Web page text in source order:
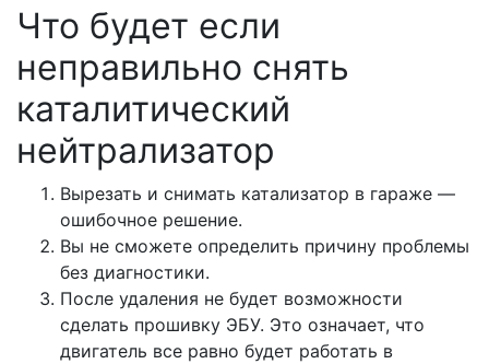
Что будет если
неправильно снять
каталитический
нейтрализатор
Вырезать и снимать катализатор в гараже —
ошибочное решение.
Вы не сможете определить причину проблемы
без диагностики.
После удаления не будет возможности
сделать прошивку ЭБУ. Это означает, что
двигатель все равно будет работать в